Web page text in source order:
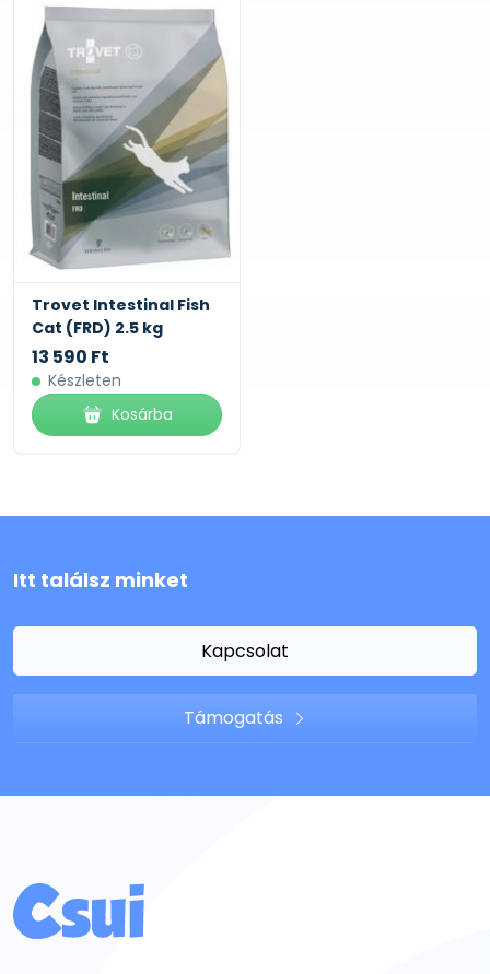
Trovet Intestinal Fish
Cat (FRD) 2.5 kg
13 590 Ft
Készleten
Kosárba
Itt találsz minket
Kapcsolat
Támogatás